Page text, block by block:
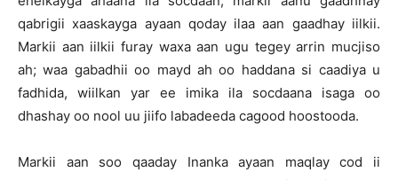
qabrigii xaaskayga ayaan qoday ilaa aan gaadhay iilkii.
Markii aan iilkii furay waxa aan ugu tegey arrin mucjiso
ah; waa gabadhii oo mayd ah oo haddana si caadiya u
fadhida, wiilkan yar ee imika ila socdaana isaga oo
dhashay oo nool uu jiifo labadeeda cagood hoostooda.
Markii aan soo qaaday Inanka ayaan maqlay cod ii